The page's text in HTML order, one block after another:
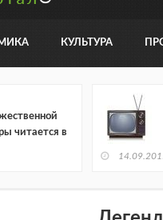
КУЛЬТУРА
читается в